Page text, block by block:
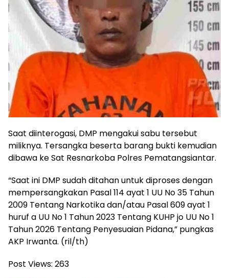
Saat diinterogasi, DMP mengakui sabu tersebut
miliknya. Tersangka beserta barang bukti kemudian
dibawa ke Sat Resnarkoba Polres Pematangsiantar.
“Saat ini DMP sudah ditahan untuk diproses dengan
mempersangkakan Pasal 114 ayat 1 UU No 35 Tahun
2009 Tentang Narkotika dan/atau Pasal 609 ayat 1
huruf a UU No 1 Tahun 2023 Tentang KUHP jo UU No 1
Tahun 2026 Tentang Penyesuaian Pidana,” pungkas
AKP Irwanta. (ril/th)
Post Views: 263